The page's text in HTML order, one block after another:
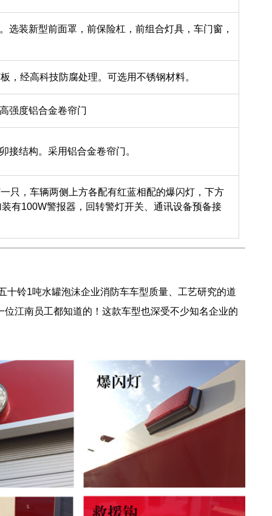
装新型前面罩，前保险杠，前组合灯具，车门窗，
，经高科技防腐处理。可选用不锈钢材料。
强度铝合金卷帘门
接结构。采用铝合金卷帘门。
只，车辆两侧上方各配有红蓝相配的爆闪灯，下方
有100W警报器，回转警灯开关、通讯设备预备接
十铃1吨水罐泡沫企业消防车车型质量、工艺研究的道
位江南员工都知道的！这款车型也深受不少知名企业的